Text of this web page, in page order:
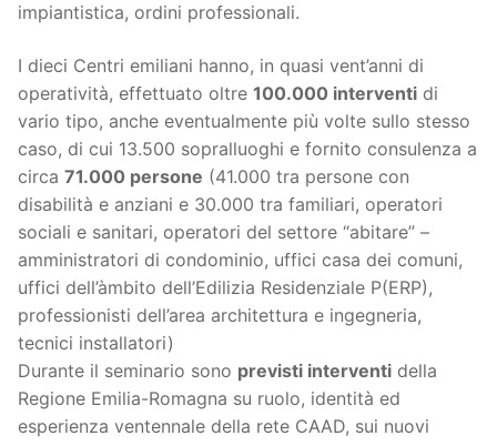
impiantistica, ordini professionali.
I dieci Centri emiliani hanno, in quasi vent’anni di
operatività, effettuato oltre 100.000 interventi di
vario tipo, anche eventualmente più volte sullo stesso
caso, di cui 13.500 sopralluoghi e fornito consulenza a
circa 71.000 persone (41.000 tra persone con
disabilità e anziani e 30.000 tra familiari, operatori
sociali e sanitari, operatori del settore “abitare” –
amministratori di condominio, uffici casa dei comuni,
uffici dell’àmbito dell’Edilizia Residenziale P(ERP),
professionisti dell’area architettura e ingegneria,
tecnici installatori)
Durante il seminario sono previsti interventi della
Regione Emilia-Romagna su ruolo, identità ed
esperienza ventennale della rete CAAD, sui nuovi